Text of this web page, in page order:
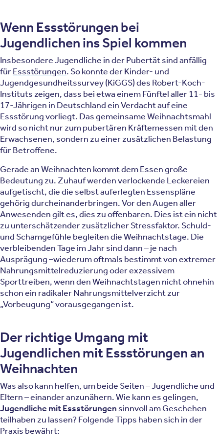
Wenn Essstörungen bei
Jugendlichen ins Spiel kommen
Insbesondere Jugendliche in der Pubertät sind anfällig
fürEssstörungen. So konnte der Kinder- und
Jugendgesundheitssurvey (KiGGS) des Robert-Koch-
Instituts zeigen, dass bei etwa einem Fünftel aller 11- bis
17-Jährigen in Deutschland ein Verdacht auf eine
Essstörung vorliegt. Das gemeinsame Weihnachtsmahl
wird so nicht nur zum pubertären Kräftemessen mit den
Erwachsenen, sondern zu einer zusätzlichen Belastung
für Betroffene.
Gerade an Weihnachten kommt dem Essen große
Bedeutung zu. Zuhauf werden verlockende Leckereien
aufgetischt, die die selbst auferlegten Essenspläne
gehörig durcheinanderbringen. Vor den Augen aller
Anwesenden gilt es, dies zu offenbaren. Dies ist ein nicht
zu unterschätzender zusätzlicher Stressfaktor. Schuld-
und Schamgefühle begleiten die Weihnachtstage. Die
verbleibenden Tage im Jahr sind dann – je nach
Ausprägung –wiederum oftmals bestimmt von extremer
Nahrungsmittelreduzierung oder exzessivem
Sporttreiben, wenn den Weihnachtstagen nicht ohnehin
schon ein radikaler Nahrungsmittelverzicht zur
„Vorbeugung“ vorausgegangen ist.
Der richtige Umgang mit
Jugendlichen mit Essstörungen an
Weihnachten
Was also kann helfen, um beide Seiten – Jugendliche und
Eltern – einander anzunähern. Wie kann es gelingen,
Jugendliche mit Essstörungen sinnvoll am Geschehen
teilhaben zu lassen? Folgende Tipps haben sich in der
Praxis bewährt: